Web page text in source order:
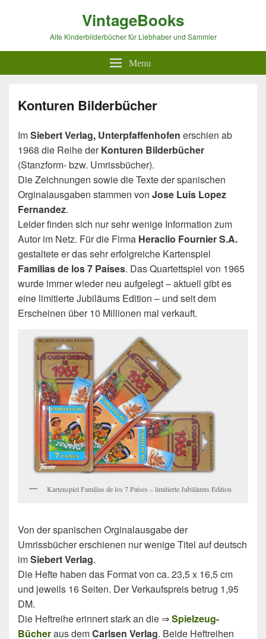
VintageBooks
Alte Kinderbilderbücher für Liebhaber und Sammler
Menu
Konturen Bilderbücher
ImSiebert Verlag, Unterpfaffenhofen erschien ab
1968 die Reihe derKonturen Bilderbücher
(Stanzform- bzw. Umrissbücher).
Die Zeichnungen sowie die Texte der spanischen
Orginalausgaben stammen von Jose Luis Lopez
Fernandez.
Leider finden sich nur sehr wenige Information zum
Autor im Netz. Für die Firma Heraclio Fournier S.A.
gestaltete er das sehr erfolgreiche Kartenspiel
Familias de los 7 Países. Das Quartettspiel von 1965
wurde immer wieder neu aufgelegt – aktuell gibt es
eine limitierte Jubiläums Edition – und seit dem
Erscheinen über 10 Millionen mal verkauft.
Kartenspiel Familias de los 7 Países – limitierte Jubiläums Edition
Von der spanischen Orginalausgabe der
Umrissbücher erschienen nur wenige Titel auf deutsch
imSiebert Verlag.
Die Hefte haben das Format von ca. 23,5 x 16,5 cm
und jeweils 16 Seiten. Der Verkaufspreis betrug 1,95
DM.
Die Heftreihe erinnert stark an die ⇒Spielzeug-
Bücheraus demCarlsen Verlag. Beide Heftreihen